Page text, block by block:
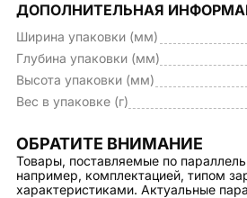
ДОПОЛНИТЕЛЬНАЯ
Ширина упаковки (мм)
Глубина упаковки (мм)
Высота упаковки (мм)
Вес в упаковке (г)
ОБРАТИТЕ ВНИМАНИЕ
Товары, поставляемые по
например, комплектацией, типом
характеристиками. Актуальные